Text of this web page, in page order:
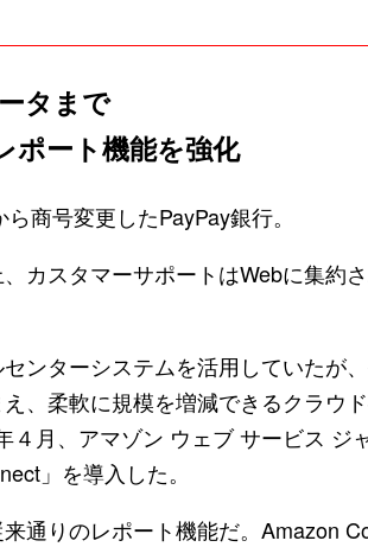
タまで
ポート機能を強化
商号変更したPayPay銀行。
カスタマーサポートはWebに集約
ンターシステムを活用していたが
、柔軟に規模を増減できるクラウ
４月、アマゾン ウェブ サービス ジ
」を導入した。
通りのレポート機能だ。Amazon